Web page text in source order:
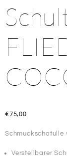
€75,00
Schmuckschatulle
Verstellbarer